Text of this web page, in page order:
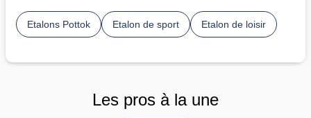
Etalons Pottok Etalon de sport Etalon de loisir
Les pros à la une